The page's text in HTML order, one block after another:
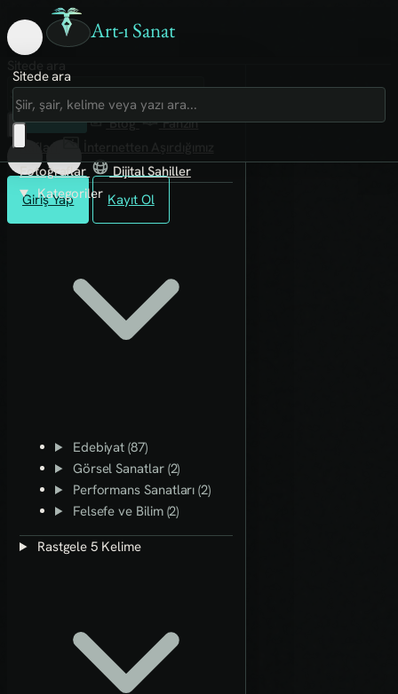
Art-ı Sanat
Giriş Yap Kayıt Ol
Sitede ara
Art-ı Sosyal
İmece
Kütüphane
Blog
Fanzin
Rafları
Fotoğraflar
Dijital Sahiller
Kategoriler
Edebiyat (87)
Görsel Sanatlar (2)
Performans Sanatları (2)
Felsefe ve Bilim (2)
Rastgele 5 Kelime